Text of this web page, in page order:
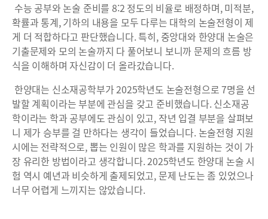
수능 공부와 논술 준비를 8:2 정도의 비율로 배정하며, 미적분,
확률과 통계, 기하의 내용을 모두 다루는 대학의 논술전형이 제
게 더 적합하다고 판단했습니다. 특히, 중앙대와 한양대 논술은
기출문제와 모의 논술까지 다 풀어보니 보니까 문제의 흐름 방
식을 이해하며 자신감이 더 올라갔습니다.
한양대는 신소재공학부가 2025학년도 논술전형으로 7명을 선
발할 계획이라는 부분에 관심을 갖고 준비했습니다. 신소재공
학이라는 학과 공부에도 관심이 있고, 작년 입결 부분을 살펴보
니 제가 승부를 걸 만하다는 생각이 들었습니다. 논술전형 지원
시에는 전략적으로, 뽑는 인원이 많은 학과를 지원하는 것이 가
장 유리한 방법이라고 생각합니다. 2025학년도 한양대 논술 시
험 역시 예년과 비슷하게 출제되었고, 문제 난도는 좀 있었으나
너무 어렵게 느끼지는 않았습니다.